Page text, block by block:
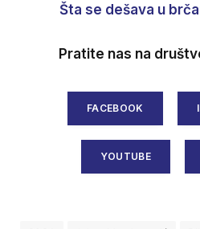
Šta se dešava u
Pratite nas na
FACEBOOK
YOUTUBE